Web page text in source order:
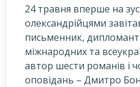
24 травня вперше на
олександрійцями
письменник, дипломант
міжнародних та
автор шести романів і
оповідань – Дмитро